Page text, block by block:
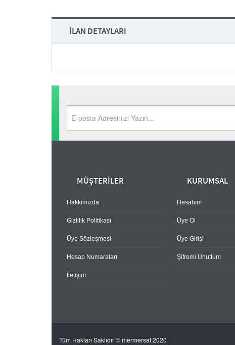
İLAN DETAYLARI
MÜŞTERİLER
Hakkımızda
Gizlilik Politikası
Üye Sözleşmesi
Hesap Numaraları
İletişim
KURUMSAL
Hesabım
Üye Ol
Üye Girişi
Şifremi Unuttum
Tüm Hakları Saklıdır © mermersat 2020